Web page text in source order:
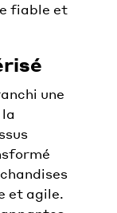
fiable et
une
et agile.